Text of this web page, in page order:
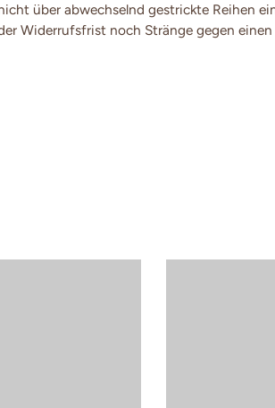
über abwechselnd gestrickte Reihen
Widerrufsfrist noch Stränge gegen einen